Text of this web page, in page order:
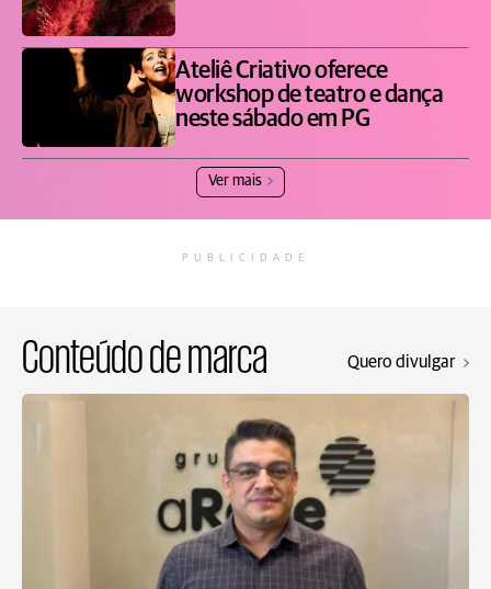
Ateliê Criativo oferece
workshop de teatro e dança
neste sábado em PG
Ver mais
PUBLICIDADE
Conteúdo de marca Quero divulgar